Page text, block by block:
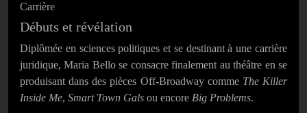
Carrière
Débuts et révélation
Diplômée en sciences politiques et se destinant à une carrière
juridique, Maria Bello se consacre finalement au théâtre en se
produisant dans des pièces Off-Broadway comme The Killer
Inside Me, Smart Town Gals ou encore Big Problems.